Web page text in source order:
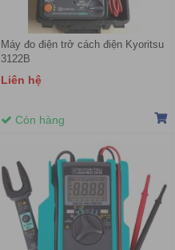
Máy đo điện trở cách điện Kyoritsu
3122B
Liên hệ
Còn hàng